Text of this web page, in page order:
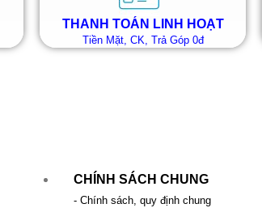
THANH TOÁN LINH HOẠT
Tiền Mặt, CK, Trả Góp 0đ
CHÍNH SÁCH CHUNG
- Chính sách, quy định chung